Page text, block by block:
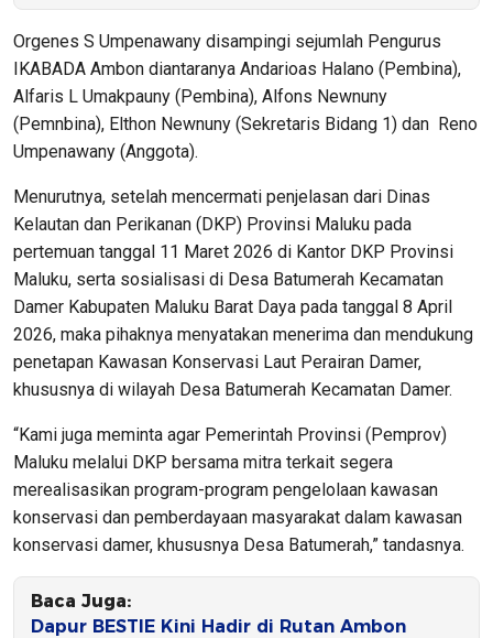
Orgenes S Umpenawany disampingi sejumlah Pengurus
IKABADA Ambon diantaranya Andarioas Halano (Pembina),
Alfaris L Umakpauny (Pembina), Alfons Newnuny
(Pemnbina), Elthon Newnuny (Sekretaris Bidang 1) dan Reno
Umpenawany (Anggota).
Menurutnya, setelah mencermati penjelasan dari Dinas
Kelautan dan Perikanan (DKP) Provinsi Maluku pada
pertemuan tanggal 11 Maret 2026 di Kantor DKP Provinsi
Maluku, serta sosialisasi di Desa Batumerah Kecamatan
Damer Kabupaten Maluku Barat Daya pada tanggal 8 April
2026, maka pihaknya menyatakan menerima dan mendukung
penetapan Kawasan Konservasi Laut Perairan Damer,
khususnya di wilayah Desa Batumerah Kecamatan Damer.
“Kami juga meminta agar Pemerintah Provinsi (Pemprov)
Maluku melalui DKP bersama mitra terkait segera
merealisasikan program-program pengelolaan kawasan
konservasi dan pemberdayaan masyarakat dalam kawasan
konservasi damer, khususnya Desa Batumerah,” tandasnya.
Baca Juga:
Dapur BESTIE Kini Hadir di Rutan Ambon